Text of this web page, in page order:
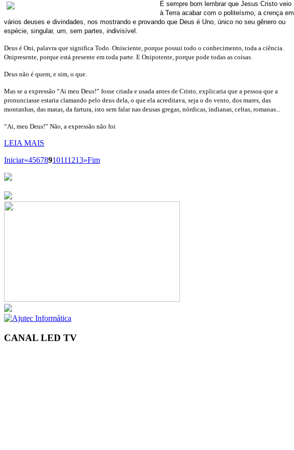
É sempre bom lembrar que Jesus Cristo veio
à Terra acabar com o politeísmo, a crença em
vários deuses e divindades, nos mostrando e provando que Deus é Uno, único no seu gênero ou
espécie, singular, um, sem partes, indivisível.
Deus é Oni, palavra que significa Todo. Onisciente, porque possui todo o conhecimento, toda a ciência.
Onipresente, porque está presente em toda parte. E Onipotente, porque pode todas as coisas.
Deus não é quem, e sim, o que.
Mas se a expressão “Ai meu Deus!” fosse criada e usada antes de Cristo, explicaria que a pessoa que a
pronunciasse estaria clamando pelo deus dela, o que ela acreditava, seja o do vento, dos mares, das
montanhas, das matas, da fartura, isto sem falar nas deusas gregas, nórdicas, indianas, celtas, romanas...
“Ai, meu Deus!” Não, a expressão não foi
LEIA MAIS
Iniciar«45678910111213»Fim
CANAL LED TV